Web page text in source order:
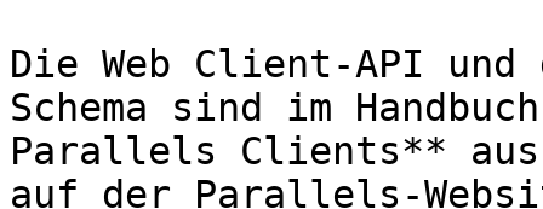
Die Web Client-API
Schema sind im
Parallels Clients**
auf der Parallels-